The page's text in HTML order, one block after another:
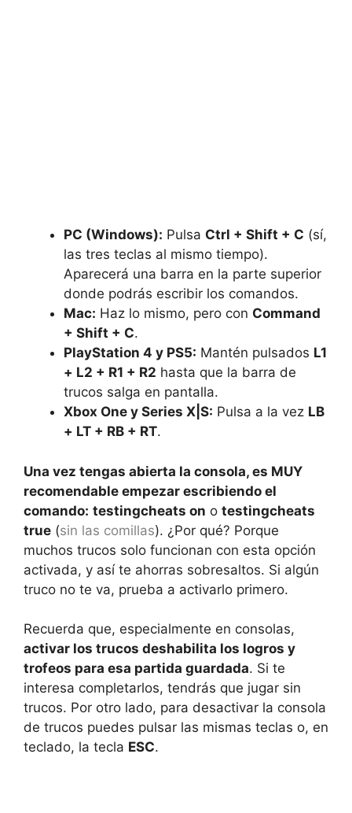
PC (Windows): Pulsa Ctrl + Shift + C (sí,
las tres teclas al mismo tiempo).
Aparecerá una barra en la parte superior
donde podrás escribir los comandos.
Mac: Haz lo mismo, pero con Command
+ Shift + C.
PlayStation 4 y PS5: Mantén pulsados L1
+ L2 + R1 + R2 hasta que la barra de
trucos salga en pantalla.
Xbox One y Series X|S: Pulsa a la vez LB
+ LT + RB + RT.
Una vez tengas abierta la consola, es MUY
recomendable empezar escribiendo el
comando: testingcheats on o testingcheats
true (sin las comillas). ¿Por qué? Porque
muchos trucos solo funcionan con esta opción
activada, y así te ahorras sobresaltos. Si algún
truco no te va, prueba a activarlo primero.
Recuerda que, especialmente en consolas,
activar los trucos deshabilita los logros y
trofeos para esa partida guardada. Si te
interesa completarlos, tendrás que jugar sin
trucos. Por otro lado, para desactivar la consola
de trucos puedes pulsar las mismas teclas o, en
teclado, la tecla ESC.